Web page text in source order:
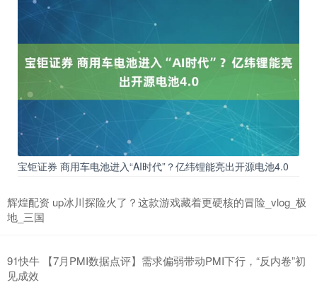
宝钜证券 商用车电池进入“AI时代”？亿纬锂能亮出开源电池4.0
辉煌配资 up冰川探险火了？这款游戏藏着更硬核的冒险_vlog_极
地_三国
91快牛 【7月PMI数据点评】需求偏弱带动PMI下行，“反内卷”初
见成效